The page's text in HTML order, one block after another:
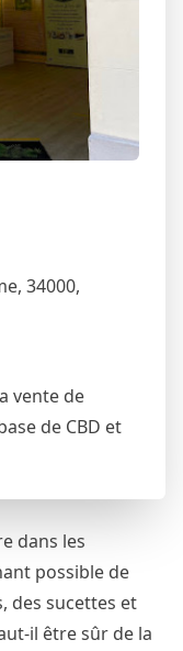
, 34000,
vente de
de CBD et
dans les
possible de
des sucettes et
il être sûr de la